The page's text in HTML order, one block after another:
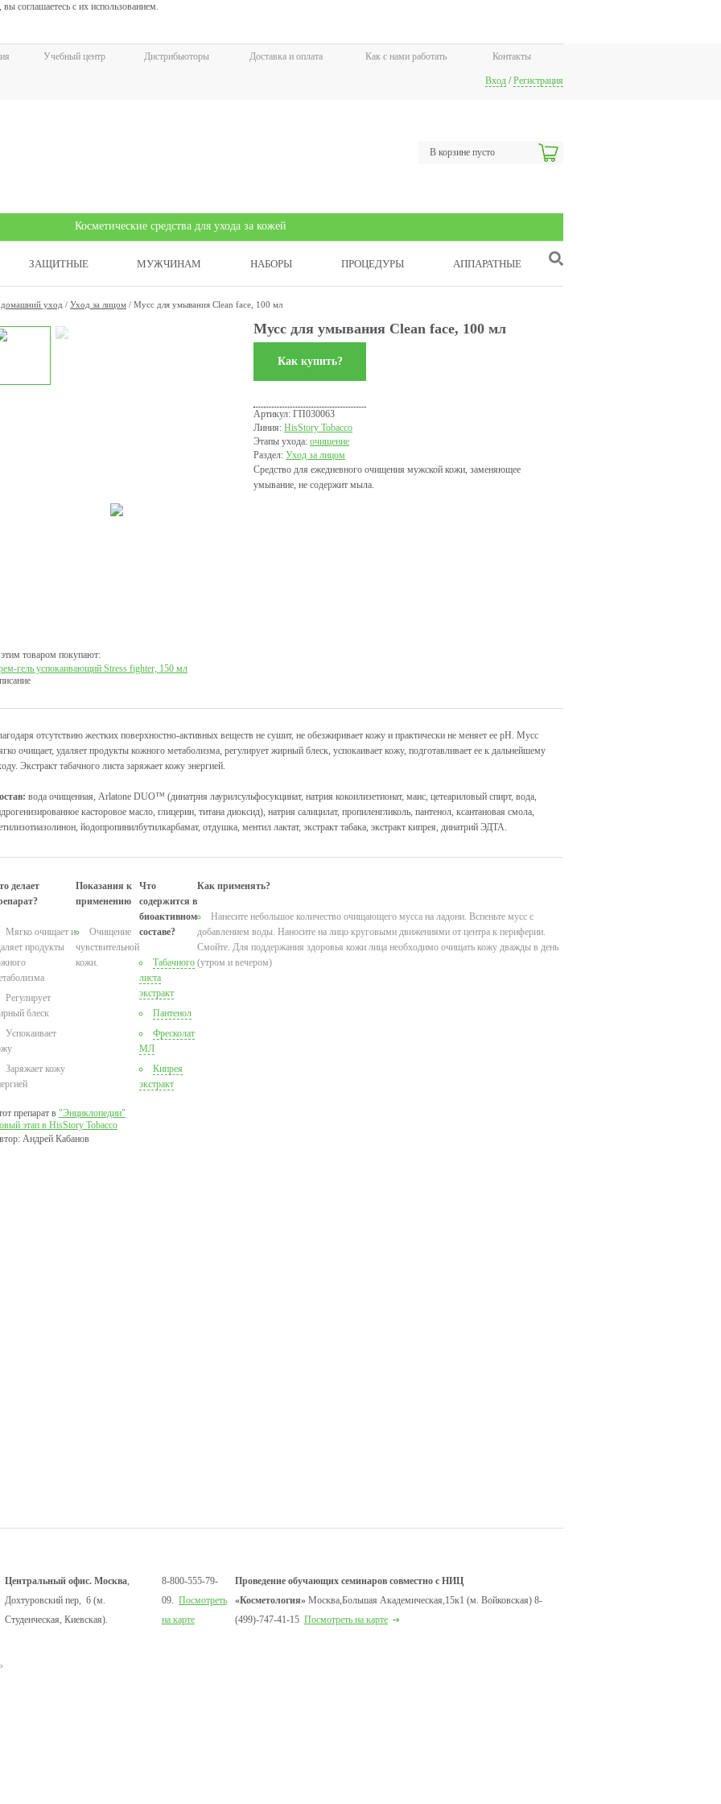
соглашаетесь с их использованием.
Учебный центр Дистрибьюторы Доставка и оплата Как с нами работать Контакты
Вход / Регистрация
В корзине пусто
Косметические средства для ухода за кожей
ЗАЩИТНЫЕ МУЖЧИНАМ НАБОРЫ ПРОЦЕДУРЫ АППАРАТНЫЕ
уход / Уход за лицом / Мусс для умывания Clean face, 100 мл
Мусс для умывания Clean face, 100 мл
Как купить?
Артикул: ГП030063
Линия: HisStory Tobacco
Этапы ухода: очищение
Раздел: Уход за лицом
Средство для ежедневного очищения мужской кожи, заменяющее
умывание, не содержит мыла.
товаром покупают:
гель успокаивающий Stress fighter, 150 мл
отсутствию жестких поверхностно-активных веществ не сушит, не обезжиривает кожу и практически не меняет ее pН. Мусс
очищает, удаляет продукты кожного метаболизма, регулирует жирный блеск, успокаивает кожу, подготавливает ее к дальнейшему
Экстракт табачного листа заряжает кожу энергией.
вода очищенная, Arlatone DUO™ (динатрия лаурилсульфосукцинат, натрия кокоилизетионат, маис, цетеариловый спирт, вода,
касторовое масло, глицерин, титана диоксид), натрия салицилат, пропиленгликоль, пантенол, ксантановая смола,
йодопропинилбутилкарбамат, отдушка, ментил лактат, экстракт табака, экстракт кипрея, динатрий ЭДТА.
делает
Мягко очищает и
продукты
Регулирует
блеск
Успокаивает
Заряжает кожу
Показания к
применению
Очищение
чувствительной
кожи.
Что
содержится в
биоактивном
составе?
Табачного
листа
экстракт
Пантенол
Фресколат
МЛ
Кипрея
экстракт
Как применять?
Нанесите небольшое количество очищающего мусса на ладони. Вспеньте мусс с
добавлением воды. Наносите на лицо круговыми движениями от центра к периферии.
Смойте. Для поддержания здоровья кожи лица необходимо очищать кожу дважды в день
(утром и вечером)
препарат в "Энциклопедии"
этап в HisStory Tobacco
Андрей Кабанов
Центральный офис. Москва,
Дохтуровский пер, 6 (м.
Студенческая, Киевская).
8-800-555-79-
09. Посмотреть
на карте
Проведение обучающих семинаров совместно с НИЦ
«Косметология» Москва,Большая Академическая,15к1 (м. Войковская) 8-
(499)-747-41-15 Посмотреть на карте